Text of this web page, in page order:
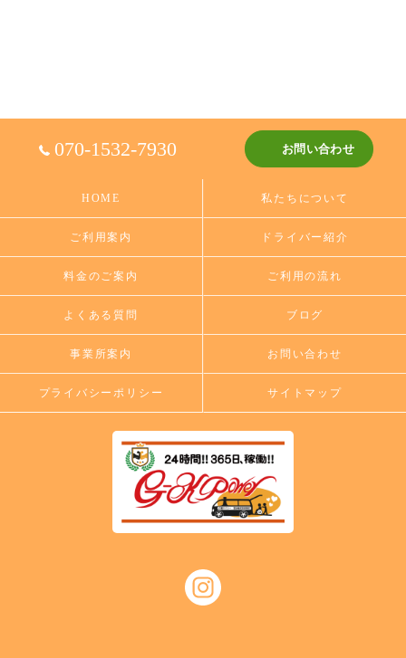
070-1532-7930 お問い合わせ
HOME 私たちについて
ご利用案内 ドライバー紹介
料金のご案内 ご利用の流れ
よくある質問 ブログ
事業所案内 お問い合わせ
プライバシーポリシー サイトマップ